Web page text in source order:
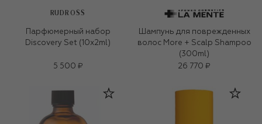
RUDROSS
Парфюмерный набор
Discovery Set (10x2ml)
5 500 ₽
Шампунь для поврежденных
волос More + Scalp Shampoo
(300ml)
26 770 ₽